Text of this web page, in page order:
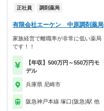
正社員 調剤薬局
有限会社エーケン 中原調剤薬局
家族経営で離職率が非常に低い薬局
です！！
【年収】500万円～550万円モ
デル
兵庫県 尼崎市
阪急神戸本線 塚口(阪急)駅 他